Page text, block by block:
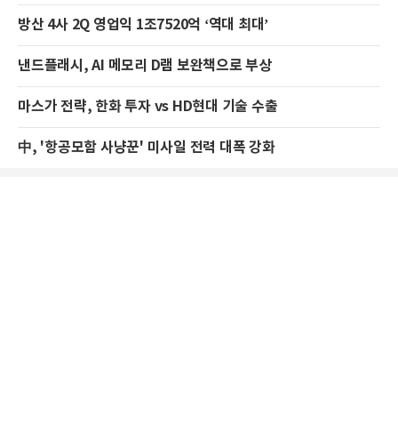
방산 4사 2Q 영업익 1조7520억 ‘역대 최대’
낸드플래시, AI 메모리 D램 보완책으로 부상
마스가 전략, 한화 투자 vs HD현대 기술 수출
中, '항공모함 사냥꾼' 미사일 전력 대폭 강화